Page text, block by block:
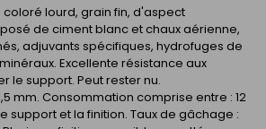
lourd, grain fin, d'aspect
de ciment blanc et chaux aérienne,
adjuvants spécifiques, hydrofuges de
Excellente résistance aux
le support. Peut rester nu.
mm. Consommation comprise entre : 12
support et la finition. Taux de gâchage :